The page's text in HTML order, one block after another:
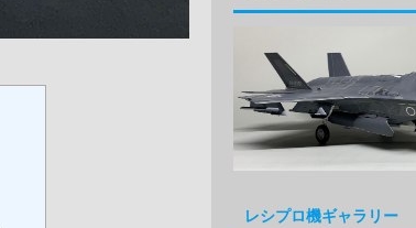
レシプロ機ギャラリー